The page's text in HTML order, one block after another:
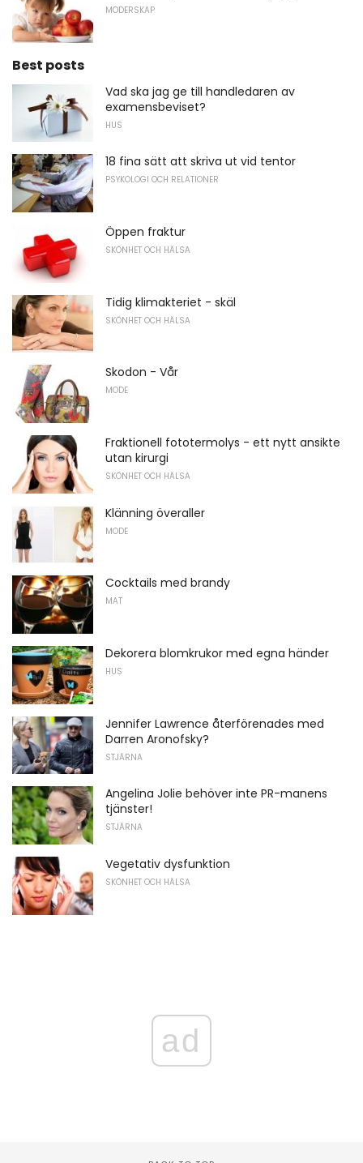
MODERSKAP
Best posts
Vad ska jag ge till handledaren av
examensbeviset?
HUS
18 fina sätt att skriva ut vid tentor
PSYKOLOGI OCH RELATIONER
Öppen fraktur
SKÖNHET OCH HÄLSA
Tidig klimakteriet - skäl
SKÖNHET OCH HÄLSA
Skodon - Vår
MODE
Fraktionell fototermolys - ett nytt ansikte
utan kirurgi
SKÖNHET OCH HÄLSA
Klänning överaller
MODE
Cocktails med brandy
MAT
Dekorera blomkrukor med egna händer
HUS
Jennifer Lawrence återförenades med
Darren Aronofsky?
STJÄRNA
Angelina Jolie behöver inte PR-manens
tjänster!
STJÄRNA
Vegetativ dysfunktion
SKÖNHET OCH HÄLSA
ad